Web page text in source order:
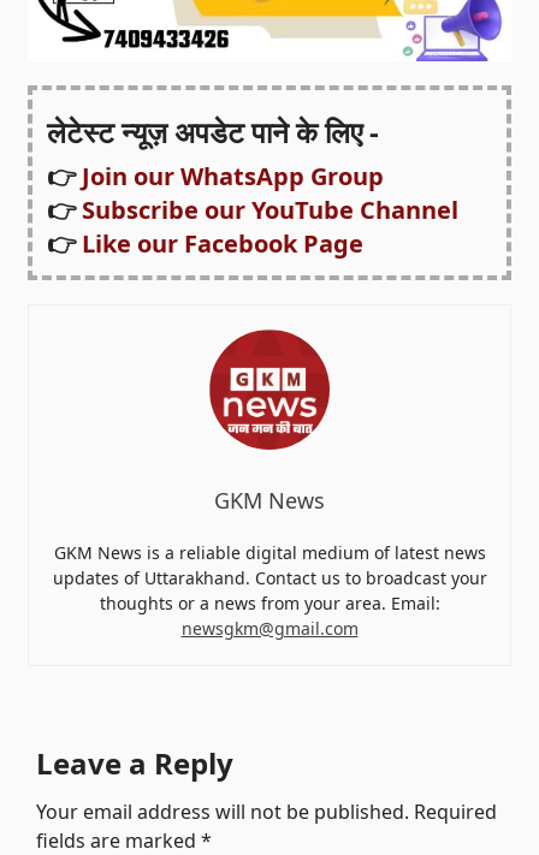
लेटेस्ट न्यूज़ अपडेट पाने के लिए -
👉Join our WhatsApp Group
👉Subscribe our YouTube Channel
👉Like our Facebook Page
GKM News
GKM News is a reliable digital medium of latest news
updates of Uttarakhand. Contact us to broadcast your
thoughts or a news from your area. Email:
newsgkm@gmail.com
Leave a Reply
Your email address will not be published. Required
fields are marked*